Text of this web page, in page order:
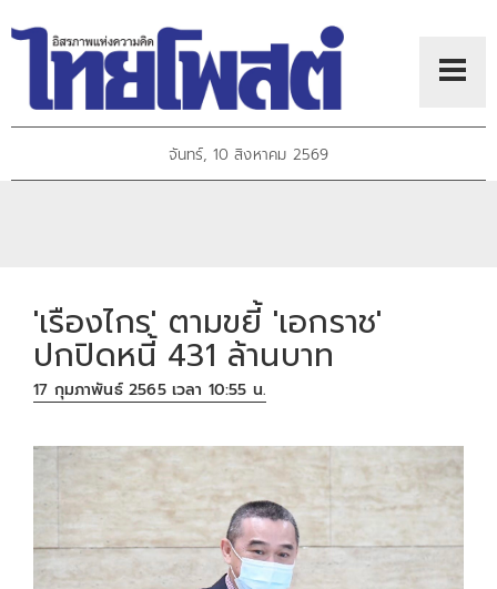
จันทร์, 10 สิงหาคม 2569
'เรืองไกร' ตามขยี้ 'เอกราช'
ปกปิดหนี้ 431 ล้านบาท
17 กุมภาพันธ์ 2565 เวลา 10:55 น.